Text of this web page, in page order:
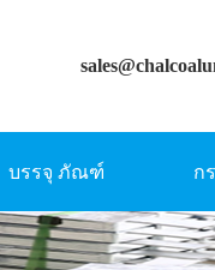
บรรจุ ภัณฑ์ ก